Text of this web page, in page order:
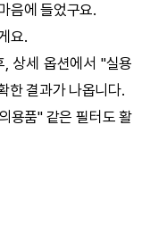
음에 들었구요.
요.
상세 옵션에서 "실용
한 결과가 나옵니다.
용품" 같은 필터도 활